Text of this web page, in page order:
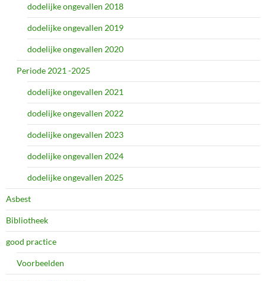
dodelijke ongevallen 2018
dodelijke ongevallen 2019
dodelijke ongevallen 2020
Periode 2021 -2025
dodelijke ongevallen 2021
dodelijke ongevallen 2022
dodelijke ongevallen 2023
dodelijke ongevallen 2024
dodelijke ongevallen 2025
Asbest
Bibliotheek
good practice
Voorbeelden